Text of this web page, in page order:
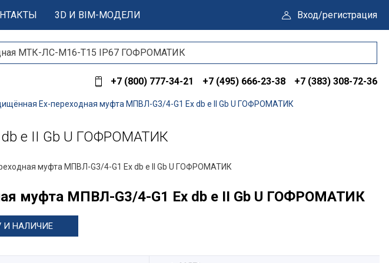
3D И BIM-МОДЕЛИ Вход/регистрация
+7 (800) 777-34-21 +7 (495) 666-23-38 +7 (383) 308-72-36
Ex-переходная муфта МПВЛ-G3/4-G1 Ех db e II Gb U ГОФРОМАТИК
e II Gb U ГОФРОМАТИК
муфта МПВЛ-G3/4-G1 Ех db e II Gb U ГОФРОМАТИК
муфта МПВЛ-G3/4-G1 Ех db e II Gb U ГОФРОМАТИК
И НАЛИЧИЕ